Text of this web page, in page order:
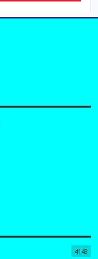
4143